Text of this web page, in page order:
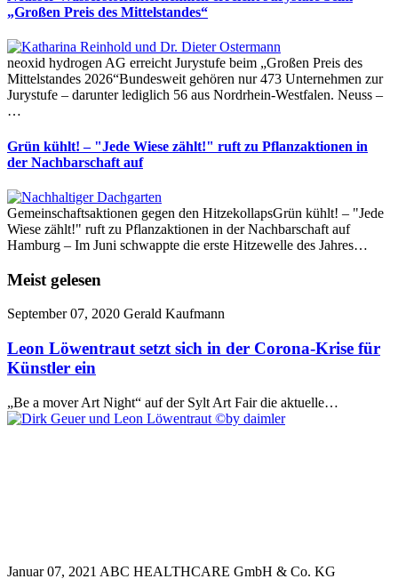
„Großen Preis des Mittelstandes“
neoxid hydrogen AG erreicht Jurystufe beim „Großen Preis des
Mittelstandes 2026“Bundesweit gehören nur 473 Unternehmen zur
Jurystufe – darunter lediglich 56 aus Nordrhein-Westfalen. Neuss –
…
Grün kühlt! – "Jede Wiese zählt!" ruft zu Pflanzaktionen in
der Nachbarschaft auf
Gemeinschaftsaktionen gegen den HitzekollapsGrün kühlt! – "Jede
Wiese zählt!" ruft zu Pflanzaktionen in der Nachbarschaft auf
Hamburg – Im Juni schwappte die erste Hitzewelle des Jahres…
Meist gelesen
September 07, 2020 Gerald Kaufmann
Leon Löwentraut setzt sich in der Corona-Krise für
Künstler ein
„Be a mover Art Night“ auf der Sylt Art Fair die aktuelle…
Januar 07, 2021 ABC HEALTHCARE GmbH & Co. KG